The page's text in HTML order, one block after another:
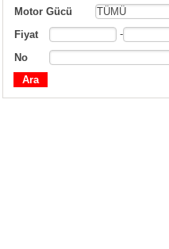
Motor Gücü
TÜMÜ
Fiyat
-
No